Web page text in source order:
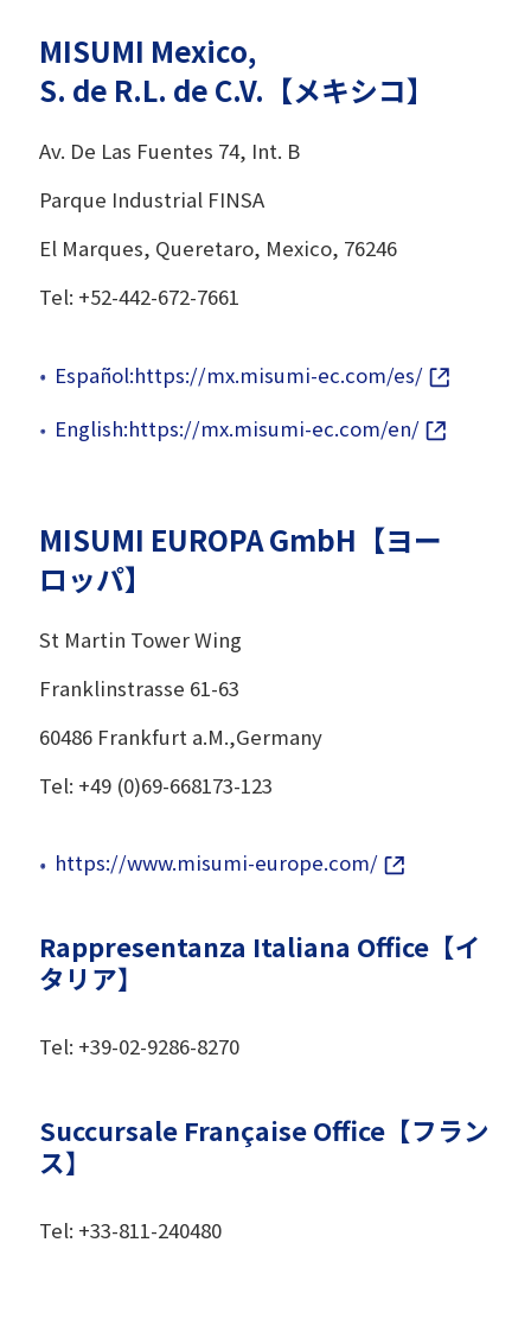
MISUMI Mexico,
S. de R.L. de C.V.【メキシコ】
Av. De Las Fuentes 74, Int. B
Parque Industrial FINSA
El Marques, Queretaro, Mexico, 76246
Tel: +52-442-672-7661
Español:https://mx.misumi-ec.com/es/
English:https://mx.misumi-ec.com/en/
MISUMI EUROPA GmbH【ヨー
ロッパ】
St Martin Tower Wing
Franklinstrasse 61-63
60486 Frankfurt a.M.,Germany
Tel: +49 (0)69-668173-123
https://www.misumi-europe.com/
Rappresentanza Italiana Office【イ
タリア】
Tel: +39-02-9286-8270
Succursale Française Office【フラン
ス】
Tel: +33-811-240480